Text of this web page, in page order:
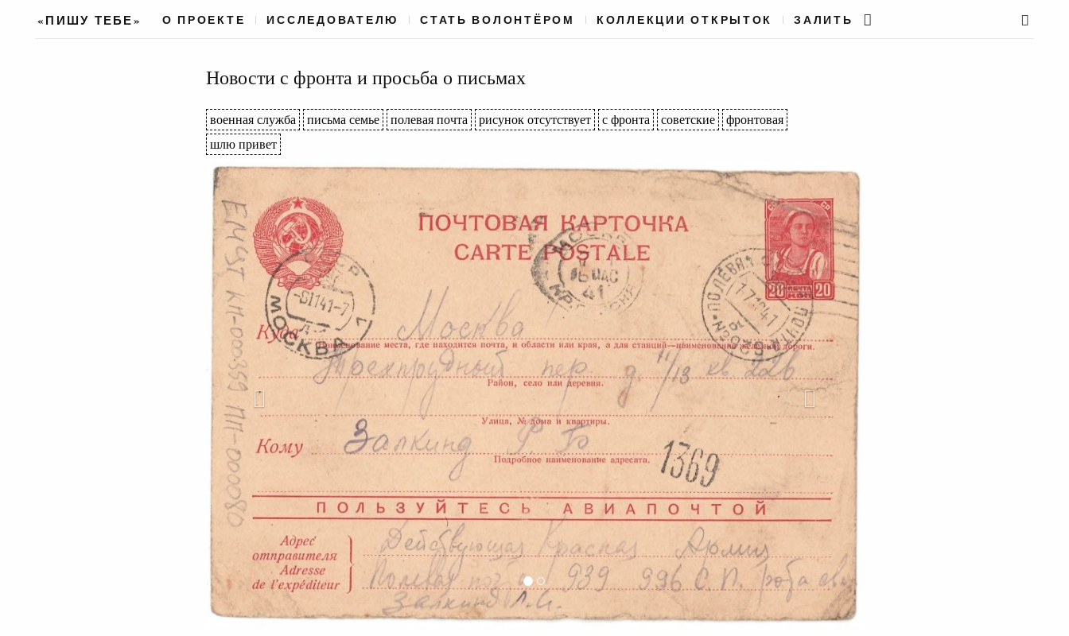
«ПИШУ ТЕБЕ» О ПРОЕКТЕ ИССЛЕДОВАТЕЛЮ СТАТЬ ВОЛОНТЁРОМ КОЛЛЕКЦИИ ОТКРЫТОК ЗАЛИТЬ
Новости с фронта и просьба о письмах
военная служба письма семье полевая почта рисунок отсутствует с фронта советские
фронтовая
шлю привет